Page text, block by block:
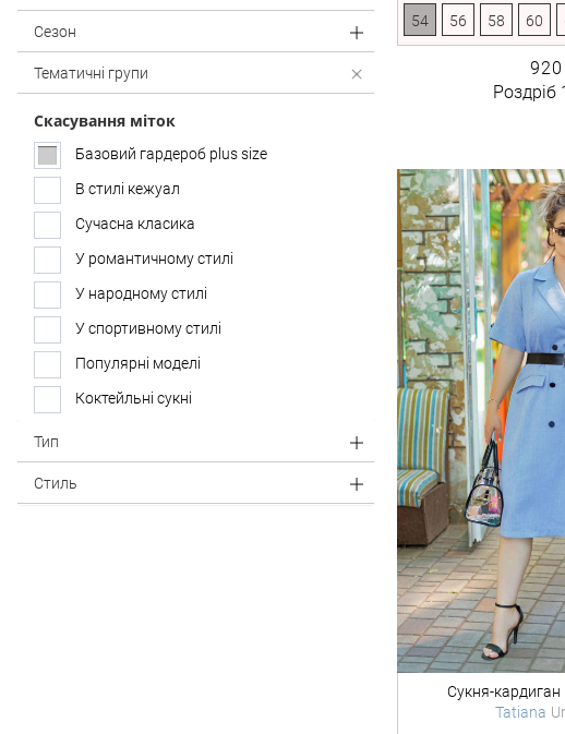
Сезон
Тематичні групи
Скасування міток
Базовий гардероб plus size
В стилі кежуал
Сучасна класика
У романтичному стилі
У народному стилі
У спортивному стилі
Популярні моделі
Коктейльні сукні
Сукня-рубашка
Коротка сукня
Тип
Стиль
54 56 58 60
920
Роздріб
Сукня-кардиган
Tatiana